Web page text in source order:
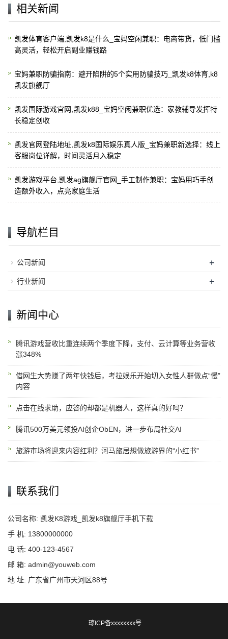
相关新闻
凯发体育客户端,凯发k8是什么_宝妈空闲兼职：电商带货，低门槛
高灵活，轻松开启副业赚钱路
宝妈兼职防骗指南：避开陷阱的5个实用防骗技巧_凯发k8体育,k8
凯发旗舰厅
凯发国际游戏官网,凯发k88_宝妈空闲兼职优选：家教辅导发挥特
长稳定创收
凯发官网登陆地址,凯发k8国际娱乐真人版_宝妈兼职新选择：线上
客服岗位详解，时间灵活月入稳定
凯发游戏平台,凯发ag旗舰厅官网_手工制作兼职：宝妈用巧手创
造额外收入，点亮家庭生活
导航栏目
公司新闻 +
行业新闻 +
新闻中心
腾讯游戏营收比重连续两个季度下降，支付、云计算等业务营收
涨348%
借网生大势赚了两年快钱后，考拉娱乐开始切入女性人群做点“慢”
内容
点击在线求助，应答的却都是机器人，这样真的好吗？
腾讯500万美元领投AI创企ObEN，进一步布局社交AI
旅游市场将迎来内容红利？河马旅居想做旅游界的“小红书”
联系我们
公司名称: 凯发K8游戏_凯发k8旗舰厅手机下载
手 机: 13800000000
电 话: 400-123-4567
邮 箱: admin@youweb.com
地 址: 广东省广州市天河区88号
琼ICP备xxxxxxxx号